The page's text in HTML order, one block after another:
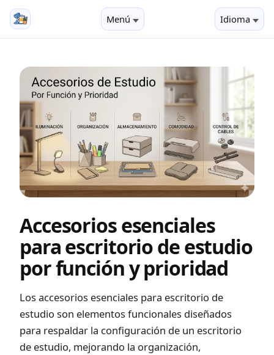
Menú Idioma
Accesorios esenciales
para escritorio de estudio
por función y prioridad
Los accesorios esenciales para escritorio de
estudio son elementos funcionales diseñados
para respaldar la configuración de un escritorio
de estudio, mejorando la organización,